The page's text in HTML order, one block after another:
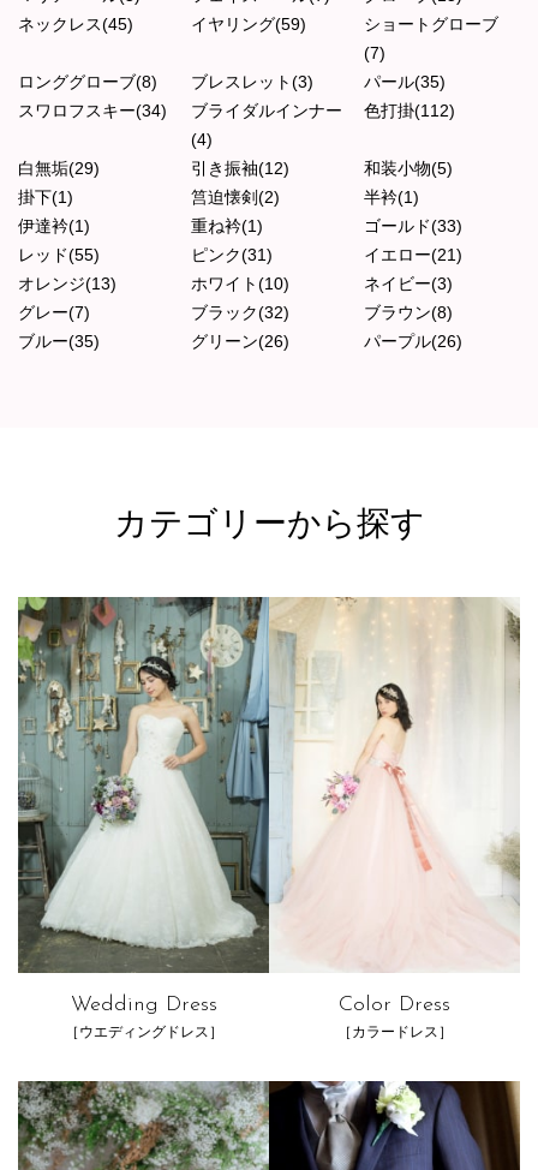
ネックレス(45)
イヤリング(59)
ショートグローブ
(7)
ロンググローブ(8)
ブレスレット(3)
パール(35)
スワロフスキー(34)
ブライダルインナー
(4)
色打掛(112)
白無垢(29) 引き振袖(12)
和装小物(5)
掛下(1)
筥迫懐剣(2)
半衿(1)
伊達衿(1)
重ね衿(1)
ゴールド(33)
レッド(55)
ピンク(31)
イエロー(21)
オレンジ(13)
ホワイト(10)
ネイビー(3)
グレー(7)
ブラック(32)
ブラウン(8)
ブルー(35)
グリーン(26) パープル(26)
カテゴリーから探す
Wedding Dress
［ウエディングドレス］
Color Dress
［カラードレス］